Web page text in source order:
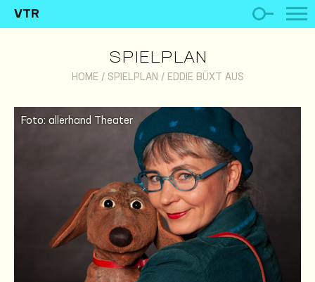
VTR
SPIELPLAN
HOME / SPIELPLAN / EDDIE BÜXT AUS
Foto: allerhand Theater